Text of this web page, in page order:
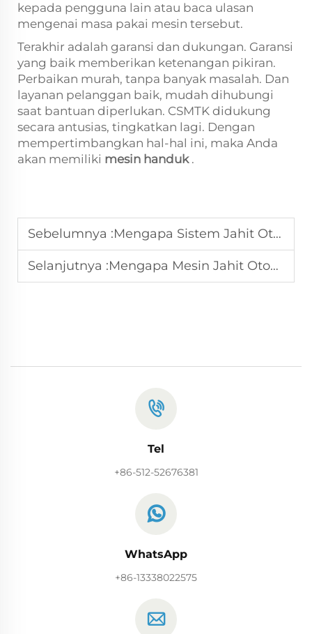
kepada pengguna lain atau baca ulasan
mengenai masa pakai mesin tersebut.
Terakhir adalah garansi dan dukungan. Garansi
yang baik memberikan ketenangan pikiran.
Perbaikan murah, tanpa banyak masalah. Dan
layanan pelanggan baik, mudah dihubungi
saat bantuan diperlukan. CSMTK didukung
secara antusias, tingkatkan lagi. Dengan
mempertimbangkan hal-hal ini, maka Anda
akan memiliki mesin handuk .
Sebelumnya :Mengapa Sistem Jahit Otomatis Meningkatkan Kualitas Handuk
Selanjutnya :Mengapa Mesin Jahit Otomatis Menurunkan Biaya Operasional
Tel
+86-512-52676381
WhatsApp
+86-13338022575